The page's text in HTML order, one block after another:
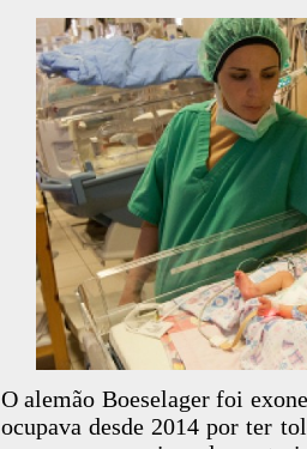
O alemão Boeselager foi
ocupava desde 2014 por ter